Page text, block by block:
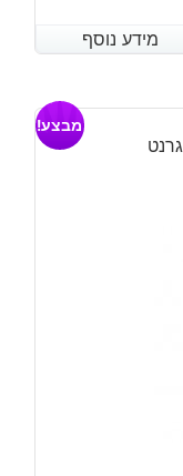
מידע נוסף
מידע נוסף
מבצע!